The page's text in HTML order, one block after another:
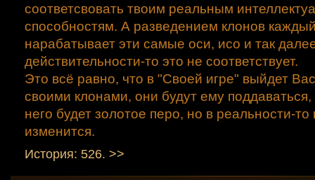
соответсвовать твоим реальным
способностям. А разведением клонов
нарабатывает эти самые оси, исо и так
действительности-то это не соответствует.
Это всё равно, что в "Своей игре" выйдет
своими клонами, они будут ему поддаваться,
него будет золотое перо, но в реальности-то
изменится.
История: 526. >>